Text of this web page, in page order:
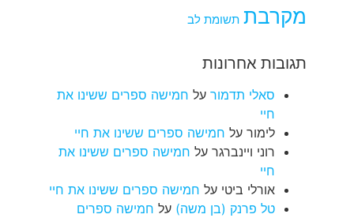
מקרבת תשומת לב
תגובות אחרונות
סאלי תדמור על חמישה ספרים ששינו את
חיי
לימור על חמישה ספרים ששינו את חיי
רוני ויינברגר על חמישה ספרים ששינו את
חיי
אורלי ביטי על חמישה ספרים ששינו את חיי
טל פרנק (בן משה) על חמישה ספרים